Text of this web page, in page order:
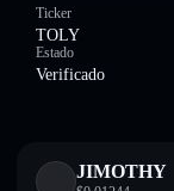
Ticker
TOLY
Estado
Verificado
JIMOTHY